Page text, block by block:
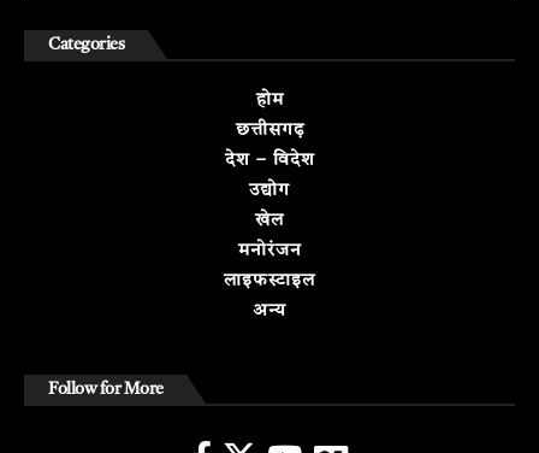
Categories
होम
छत्तीसगढ़
देश – विदेश
उद्योग
खेल
मनोरंजन
लाइफस्टाइल
अन्य
Follow for More